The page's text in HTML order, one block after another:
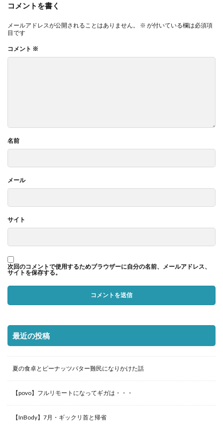
コメントを書く
メールアドレスが公開されることはありません。 ※ が付いている欄は必須項
目です
コメント ※
名前
メール
サイト
次回のコメントで使用するためブラウザーに自分の名前、メールアドレス、
サイトを保存する。
最近の投稿
夏の食卓とピーナッツバター難民になりかけた話
【povo】フルリモートになってギガは・・・
【InBody】7月・ギックリ首と帰省